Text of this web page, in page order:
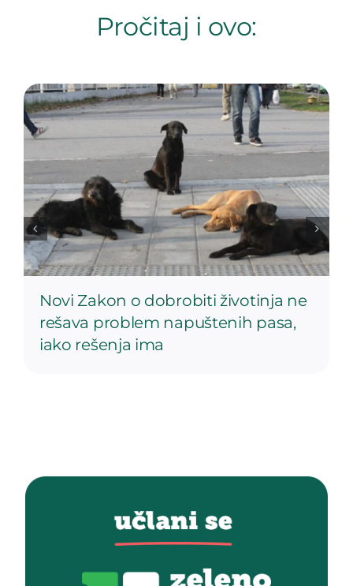
Pročitaj i ovo:
Novi Zakon o dobrobiti životinja ne
rešava problem napuštenih pasa,
iako rešenja ima